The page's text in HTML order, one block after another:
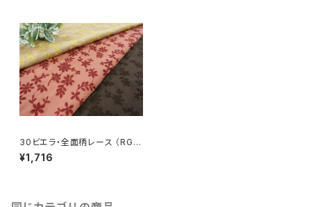
30ビエラ・全面柄レース （RG-
25984v）
¥1,716